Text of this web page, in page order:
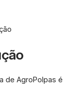
de AgroPolpas é